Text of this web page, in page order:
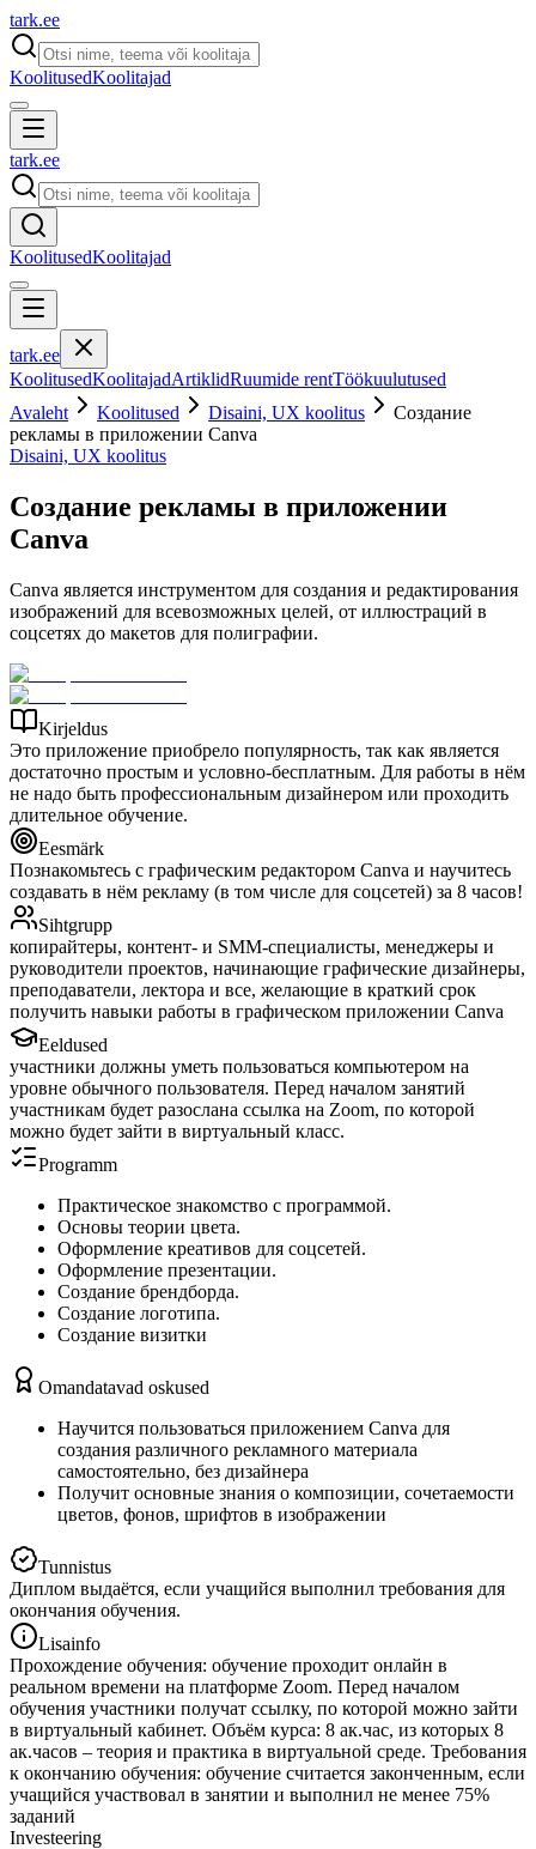
tark.ee
KoolitusedKoolitajad
tark.ee
KoolitusedKoolitajad
tark.ee
KoolitusedKoolitajadArtiklidRuumide rentTöökuulutused
Avaleht
Koolitused Disaini, UX koolitus
Создание
рекламы в приложении Canva
Disaini, UX koolitus
Создание рекламы в приложении
Canva
Canva является инструментом для создания и редактирования
изображений для всевозможных целей, от иллюстраций в
соцсетях до макетов для полиграфии.
Kirjeldus
Это приложение приобрело популярность, так как является
достаточно простым и условно-бесплатным. Для работы в нём
не надо быть профессиональным дизайнером или проходить
длительное обучение.
Eesmärk
Познакомьтесь с графическим редактором Canva и научитесь
создавать в нём рекламу (в том числе для соцсетей) за 8 часов!
Sihtgrupp
копирайтеры, контент- и SMM-специалисты, менеджеры и
руководители проектов, начинающие графические дизайнеры,
преподаватели, лектора и все, желающие в краткий срок
получить навыки работы в графическом приложении Canva
Eeldused
участники должны уметь пользоваться компьютером на
уровне обычного пользователя. Перед началом занятий
участникам будет разослана ссылка на Zoom, по которой
можно будет зайти в виртуальный класс.
Programm
Практическое знакомство с программой.
Основы теории цвета.
Оформление креативов для соцсетей.
Оформление презентации.
Создание брендборда.
Создание логотипа.
Создание визитки
Omandatavad oskused
Научится пользоваться приложением Canva для
создания различного рекламного материала
самостоятельно, без дизайнера
Получит основные знания о композиции, сочетаемости
цветов, фонов, шрифтов в изображении
Tunnistus
Диплом выдаётся, если учащийся выполнил требования для
окончания обучения.
Lisainfo
Прохождение обучения: обучение проходит онлайн в
реальном времени на платформе Zoom. Перед началом
обучения участники получат ссылку, по которой можно зайти
в виртуальный кабинет. Объём курса: 8 ак.час, из которых 8
ак.часов – теория и практика в виртуальной среде. Требования
к окончанию обучения: обучение считается законченным, если
учащийся участвовал в занятии и выполнил не менее 75%
заданий
Investeering